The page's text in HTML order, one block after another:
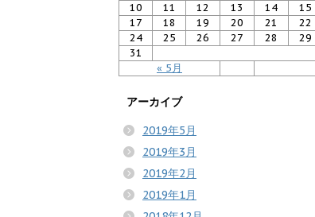
« 5月
10
11 12 13 14 15
17
18 19 20 21 22
24
25 26 27 28 29
31
アーカイブ
2019年5月
2019年3月
2019年2月
2019年1月